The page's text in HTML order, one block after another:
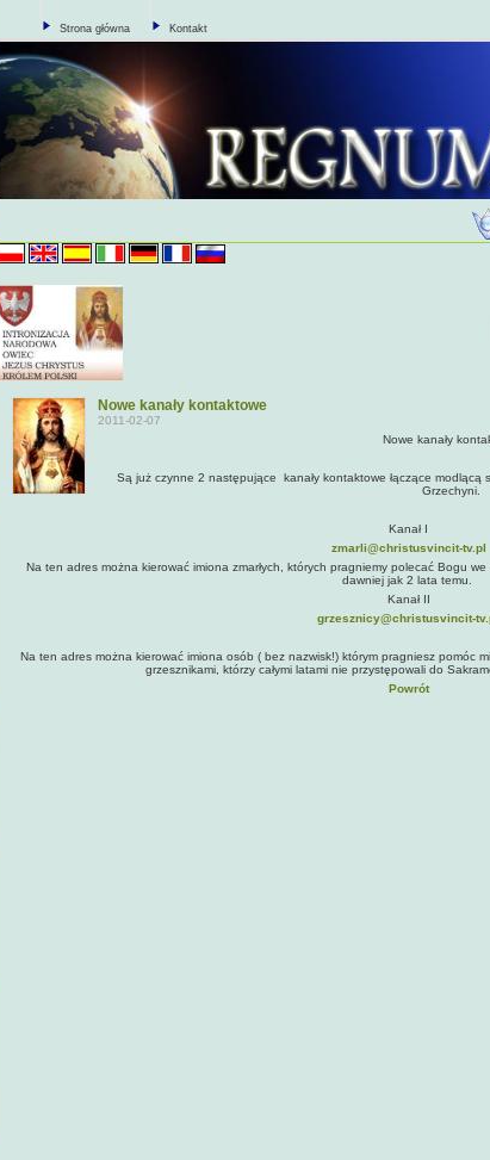
Strona główna Kontakt
Nowe kanały kontaktowe
2011-02-07
Nowe kanały
Są już czynne 2 następujące kanały kontaktowe łączące
Grzechyni.
Kanał I
zmarli@christusvincit-tv.pl
Na ten adres można kierować imiona zmarłych, których pragniemy polecać Bogu
dawniej jak 2 lata temu.
Kanał II
grzesznicy@christusvincit-
Na ten adres można kierować imiona osób ( bez nazwisk!) którym pragniesz pomóc
grzesznikami, którzy całymi latami nie przystępowali do
Powrót